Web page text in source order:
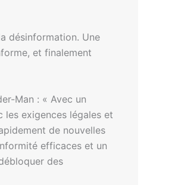
désinformation. Une
et finalement
Man : « Avec un
les exigences légales et
de nouvelles
efficaces et un
des